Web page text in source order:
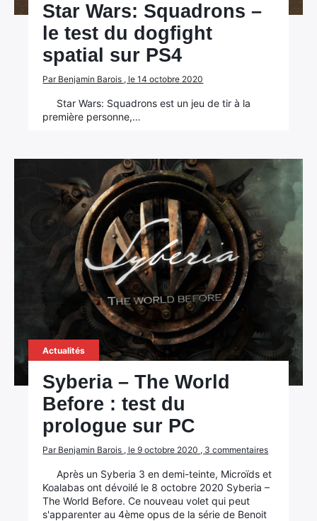
Star Wars: Squadrons –
le test du dogfight
spatial sur PS4
Par Benjamin Barois , le 14 octobre 2020
Star Wars: Squadrons est un jeu de tir à la
première personne,…
Actualités
Syberia – The World
Before : test du
prologue sur PC
Par Benjamin Barois , le 9 octobre 2020 , 3 commentaires
Après un Syberia 3 en demi-teinte, Microïds et
Koalabas ont dévoilé le 8 octobre 2020 Syberia –
The World Before. Ce nouveau volet qui peut
s'apparenter au 4ème opus de la série de Benoit